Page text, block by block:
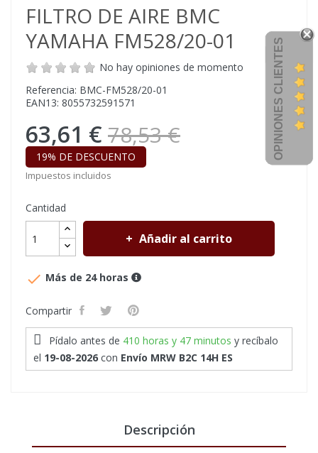
FILTRO DE AIRE BMC
YAMAHA FM528/20-01
No hay opiniones de momento
Referencia: BMC-FM528/20-01
EAN13: 8055732591571
63,61 € 78,53 €
19% DE DESCUENTO
Impuestos incluidos
Cantidad
Añadir al carrito
 Más de 24 horas
Compartir
Pídalo antes de 410 horas y 47 minutos y recíbalo
el 19-08-2026 con Envío MRW B2C 14H ES
Descripción
OPINIONES CLIENTES